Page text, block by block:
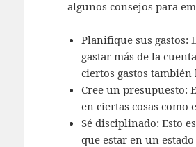
algunos consejos para
Planifique sus gastos:
gastar más de la
ciertos gastos
Cree un presupuesto:
en ciertas cosas
Sé disciplinado: Esto
que estar en un